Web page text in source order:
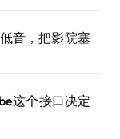
音，把影院塞
这个接口决定